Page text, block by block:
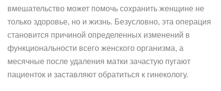
вмешательство может помочь сохранить женщине не
только здоровье, но и жизнь. Безусловно, эта операция
становится причиной определенных изменений в
функциональности всего женского организма, а
месячные после удаления матки зачастую пугают
пациенток и заставляют обратиться к гинекологу.